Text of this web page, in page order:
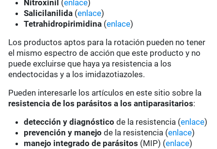
Nitroxinil (enlace)
Salicilanilida (enlace)
Tetrahidropirimidina (enlace)
Los productos aptos para la rotación pueden no tener
el mismo espectro de acción que este producto y no
puede excluirse que haya ya resistencia a los
endectocidas y a los imidazotiazoles.
Pueden interesarle los artículos en este sitio sobre la
resistencia de los parásitos a los antiparasitarios:
detección y diagnóstico de la resistencia (enlace)
prevención y manejo de la resistencia (enlace)
manejo integrado de parásitos (MIP) (enlace)